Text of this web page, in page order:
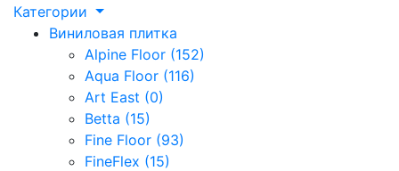
Категории
Виниловая плитка
Alpine Floor (152)
Aqua Floor (116)
Art East (0)
Betta (15)
Fine Floor (93)
FineFlex (15)